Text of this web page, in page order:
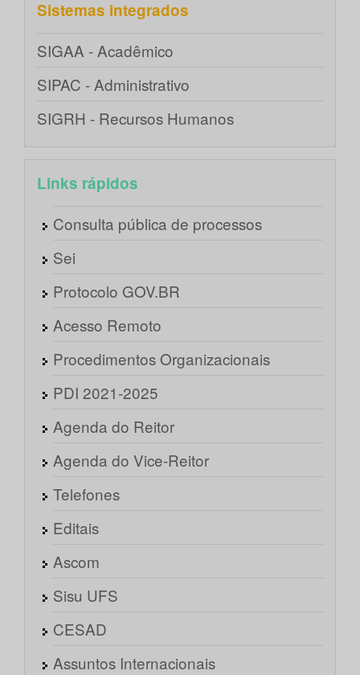
Sistemas integrados
SIGAA - Acadêmico
SIPAC - Administrativo
SIGRH - Recursos Humanos
Links rápidos
Consulta pública de processos
Sei
Protocolo GOV.BR
Acesso Remoto
Procedimentos Organizacionais
PDI 2021-2025
Agenda do Reitor
Agenda do Vice-Reitor
Telefones
Editais
Ascom
Sisu UFS
CESAD
Assuntos Internacionais